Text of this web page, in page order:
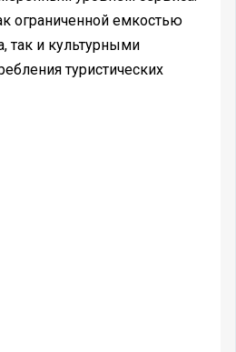
ограниченной емкостью
так и культурными
туристических